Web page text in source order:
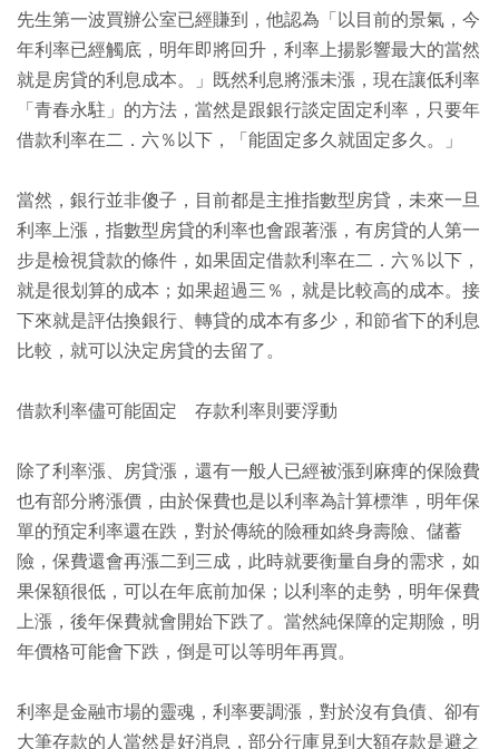
先生第一波買辦公室已經賺到，他認為「以目前的景氣，今
年利率已經觸底，明年即將回升，利率上揚影響最大的當然
就是房貸的利息成本。」既然利息將漲未漲，現在讓低利率
「青春永駐」的方法，當然是跟銀行談定固定利率，只要年
借款利率在二．六％以下，「能固定多久就固定多久。」
當然，銀行並非傻子，目前都是主推指數型房貸，未來一旦
利率上漲，指數型房貸的利率也會跟著漲，有房貸的人第一
步是檢視貸款的條件，如果固定借款利率在二．六％以下，
就是很划算的成本；如果超過三％，就是比較高的成本。接
下來就是評估換銀行、轉貸的成本有多少，和節省下的利息
比較，就可以決定房貸的去留了。
借款利率儘可能固定 存款利率則要浮動
除了利率漲、房貸漲，還有一般人已經被漲到麻痺的保險費
也有部分將漲價，由於保費也是以利率為計算標準，明年保
單的預定利率還在跌，對於傳統的險種如終身壽險、儲蓄
險，保費還會再漲二到三成，此時就要衡量自身的需求，如
果保額很低，可以在年底前加保；以利率的走勢，明年保費
上漲，後年保費就會開始下跌了。當然純保障的定期險，明
年價格可能會下跌，倒是可以等明年再買。
利率是金融市場的靈魂，利率要調漲，對於沒有負債、卻有
大筆存款的人當然是好消息，部分行庫見到大額存款是避之